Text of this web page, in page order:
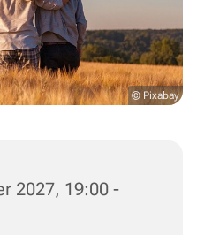
© Pixabay
2027, 19:00 -